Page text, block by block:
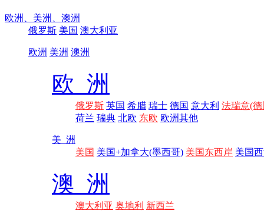
欧洲、 美洲、 澳洲
俄罗斯 美国 澳大利亚
欧洲 美洲 澳洲
欧 洲
俄罗斯 英国 希腊 瑞士 德国 意大利 法瑞意(德
荷兰 瑞典 北欧 东欧 欧洲其他
美 洲
美国 美国+加拿大(墨西哥) 美国东西岸 美国
澳 洲
澳大利亚 奥地利 新西兰